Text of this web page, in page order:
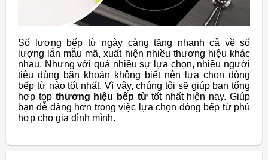
Số lượng bếp từ ngày càng tăng nhanh cả về số
lượng lẫn mẫu mã, xuất hiện nhiều thương hiệu khác
nhau. Nhưng với quá nhiều sự lựa chọn, nhiều người
tiêu dùng băn khoăn không biết nên lựa chọn dòng
bếp từ nào tốt nhất. Vì vậy, chúng tôi sẽ giúp bạn tổng
hợp top thương hiệu bếp từ tốt nhất hiện nay. Giúp
bạn dễ dàng hơn trong việc lựa chọn dòng bếp từ phù
hợp cho gia đình mình.